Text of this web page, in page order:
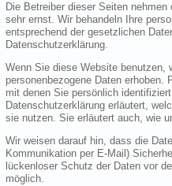
Die Betreiber dieser Seiten
sehr ernst. Wir behandeln Ihre
entsprechend der gesetzlichen
Datenschutzerklärung.
Wenn Sie diese Website benutzen,
personenbezogene Daten erhoben.
mit denen Sie persönlich
Datenschutzerklärung erläutert,
sie nutzen. Sie erläutert auch, wie
Wir weisen darauf hin, dass die
Kommunikation per E-Mail)
lückenloser Schutz der Daten vor
möglich.